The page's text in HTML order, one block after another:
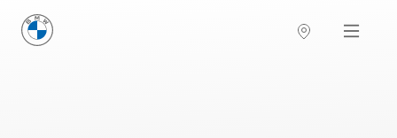
BMW Sverige Navigation